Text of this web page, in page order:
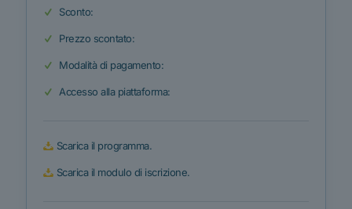
Sconto:
Prezzo scontato:
Modalità di pagamento:
Accesso alla piattaforma:
Scarica il programma.
Scarica il modulo di iscrizione.